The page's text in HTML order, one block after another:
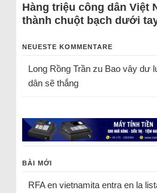
Hàng triệu công dân Việt
thành chuột bạch dưới
NEUESTE KOMMENTARE
Long Rồng Trầnzu Bao vây dư
dân sẽ thắng
BÀI MỚI
RFA en vietnamita entra en la